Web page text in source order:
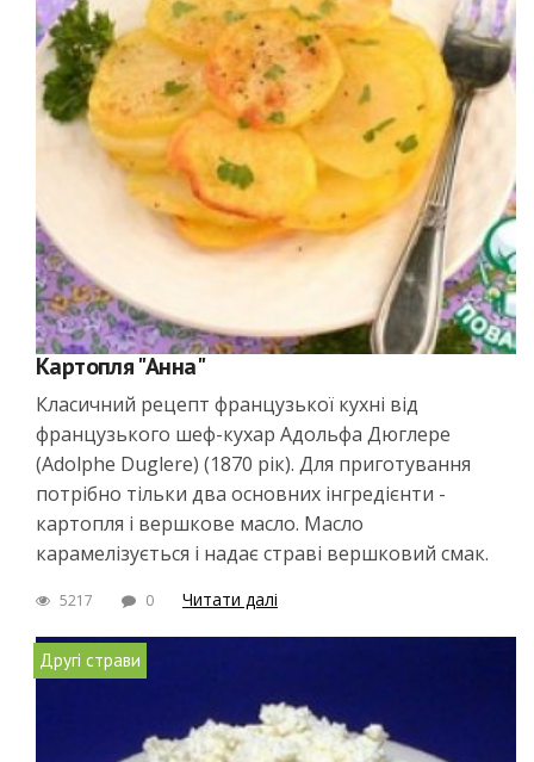
Картопля "Анна"
Класичний рецепт французької кухні від
французького шеф-кухар Адольфа Дюглере
(Adolphe Duglere) (1870 рік). Для приготування
потрібно тільки два основних інгредієнти -
картопля і вершкове масло. Масло
карамелізується і надає страві вершковий смак.
5217 0 Читати далі
Другі страви